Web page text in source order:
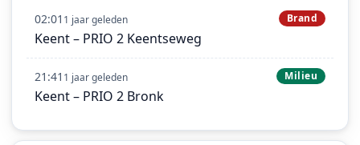
02:01 1 jaar geleden Brand
Keent – PRIO 2 Keentseweg
21:41 1 jaar geleden Milieu
Keent – PRIO 2 Bronk